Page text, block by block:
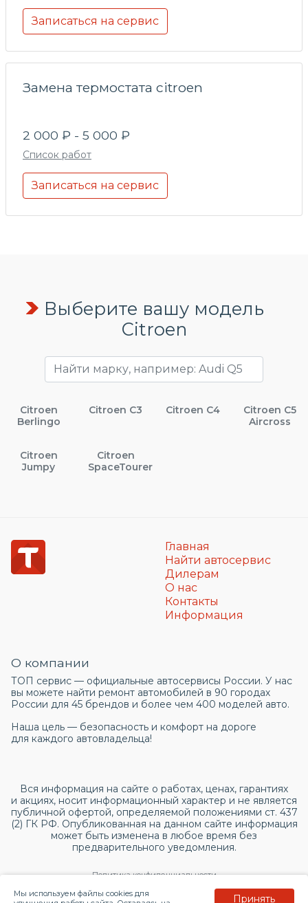
Записаться на сервис
Замена термостата citroen
2 000 ₽ - 5 000 ₽
Список работ
Записаться на сервис
Выберите вашу модель
Citroen
Citroen
Berlingo
Citroen C3 Citroen C4
Citroen C5
Aircross
Citroen
Jumpy
Citroen
SpaceTourer
Главная
Найти автосервис
Дилерам
О нас
Контакты
Информация
О компании
ТОП сервис — официальные автосервисы России. У нас
вы можете найти ремонт автомобилей в 90 городах
России для 45 брендов и более чем 400 моделей авто.
Наша цель — безопасность и комфорт на дороге
для каждого автовладельца!
Вся информация на сайте о работах, ценах, гарантиях
и акциях, носит информационный характер и не является
публичной офертой, определяемой положениями ст. 437
(2) ГК РФ. Опубликованная на данном сайте информация
может быть изменена в любое время без
предварительного уведомления.
Политика конфиденциальности
Согласие на обработку персональных данных
Мы используем файлы cookies для
Принять